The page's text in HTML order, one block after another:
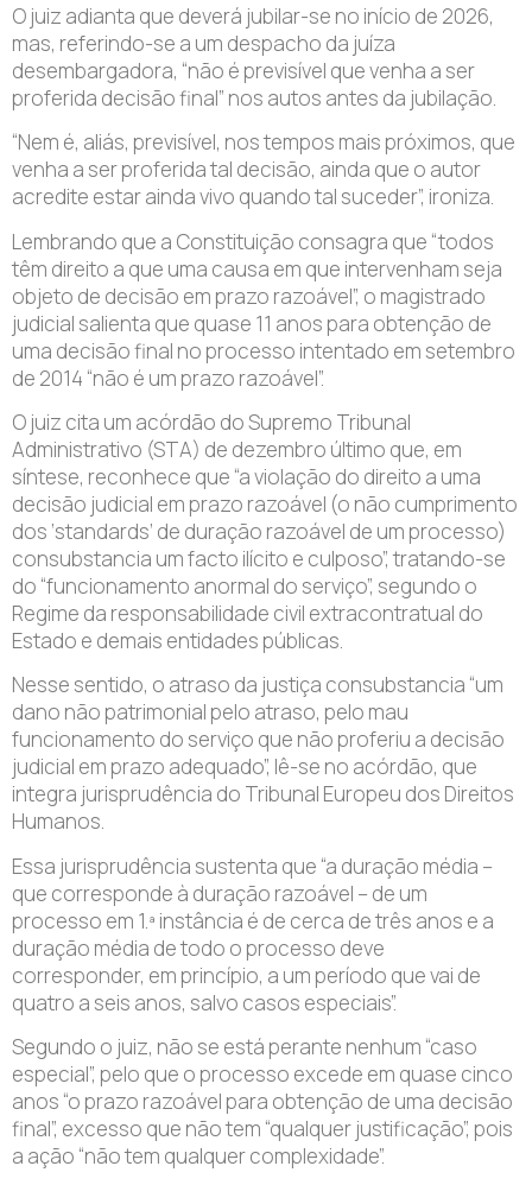
O juiz adianta que deverá jubilar-se no início de 2026,
mas, referindo-se a um despacho da juíza
desembargadora, “não é previsível que venha a ser
proferida decisão final” nos autos antes da jubilação.
“Nem é, aliás, previsível, nos tempos mais próximos, que
venha a ser proferida tal decisão, ainda que o autor
acredite estar ainda vivo quando tal suceder”, ironiza.
Lembrando que a Constituição consagra que “todos
têm direito a que uma causa em que intervenham seja
objeto de decisão em prazo razoável”, o magistrado
judicial salienta que quase 11 anos para obtenção de
uma decisão final no processo intentado em setembro
de 2014 “não é um prazo razoável”.
O juiz cita um acórdão do Supremo Tribunal
Administrativo (STA) de dezembro último que, em
síntese, reconhece que “a violação do direito a uma
decisão judicial em prazo razoável (o não cumprimento
dos ‘standards’ de duração razoável de um processo)
consubstancia um facto ilícito e culposo”, tratando-se
do “funcionamento anormal do serviço”, segundo o
Regime da responsabilidade civil extracontratual do
Estado e demais entidades públicas.
Nesse sentido, o atraso da justiça consubstancia “um
dano não patrimonial pelo atraso, pelo mau
funcionamento do serviço que não proferiu a decisão
judicial em prazo adequado”, lê-se no acórdão, que
integra jurisprudência do Tribunal Europeu dos Direitos
Humanos.
Essa jurisprudência sustenta que “a duração média –
que corresponde à duração razoável – de um
processo em 1.ª instância é de cerca de três anos e a
duração média de todo o processo deve
corresponder, em princípio, a um período que vai de
quatro a seis anos, salvo casos especiais”.
Segundo o juiz, não se está perante nenhum “caso
especial”, pelo que o processo excede em quase cinco
anos “o prazo razoável para obtenção de uma decisão
final”, excesso que não tem “qualquer justificação”, pois
a ação “não tem qualquer complexidade”.